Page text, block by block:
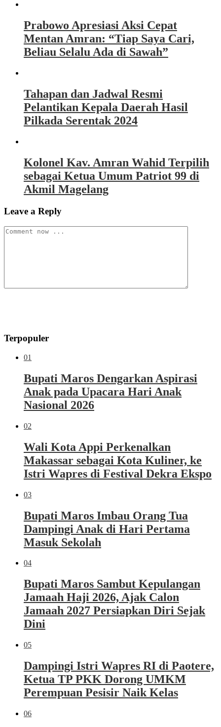
Prabowo Apresiasi Aksi Cepat
Mentan Amran: “Tiap Saya Cari,
Beliau Selalu Ada di Sawah”
Tahapan dan Jadwal Resmi
Pelantikan Kepala Daerah Hasil
Pilkada Serentak 2024
Kolonel Kav. Amran Wahid Terpilih
sebagai Ketua Umum Patriot 99 di
Akmil Magelang
Leave a Reply
Terpopuler
01
Bupati Maros Dengarkan Aspirasi
Anak pada Upacara Hari Anak
Nasional 2026
02
Wali Kota Appi Perkenalkan
Makassar sebagai Kota Kuliner, ke
Istri Wapres di Festival Dekra Ekspo
03
Bupati Maros Imbau Orang Tua
Dampingi Anak di Hari Pertama
Masuk Sekolah
04
Bupati Maros Sambut Kepulangan
Jamaah Haji 2026, Ajak Calon
Jamaah 2027 Persiapkan Diri Sejak
Dini
05
Dampingi Istri Wapres RI di Paotere,
Ketua TP PKK Dorong UMKM
Perempuan Pesisir Naik Kelas
06